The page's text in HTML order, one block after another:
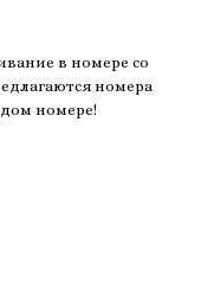
в номере со
номера
номере!